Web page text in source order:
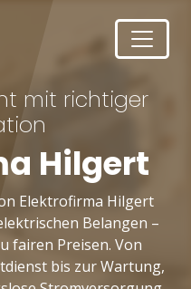
mit richtiger
Hilgert
Elektrofirma Hilgert
Belangen –
fairen Preisen. Von
bis zur Wartung,